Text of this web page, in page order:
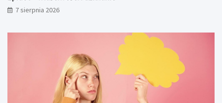
7 sierpnia 2026